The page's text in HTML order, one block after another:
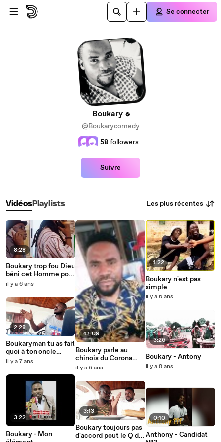
Passer au contenu principal
Se connecter
Boukary
@Boukarycomedy
58 followers
Suivre
VidéosPlaylists Les plus récentes
8:28
Boukary trop fou Dieu
béni cet Homme pour
la joie dans nos cœurs
il y a 6 ans
2:28
Boukaryman tu as fait
quoi à ton oncle
tel+22557131075
il y a 7 ans
3:22
Boukary - Mon
47:09
Boukary parle au
chinois du Corona
virus en Afrique
il y a 6 ans
3:13
Boukary toujours pas
d'accord pout le Q du
1:22
Boukary n'est pas
simple
il y a 6 ans
3:26
Boukary - Antony
il y a 8 ans
0:10
Anthony - Candidat